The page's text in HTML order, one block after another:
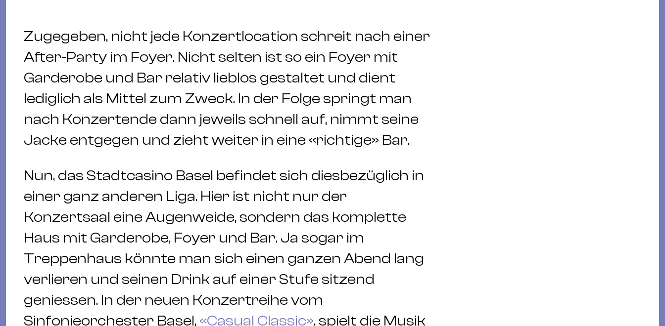
Zugegeben, nicht jede Konzertlocation schreit nach einer
After-Party im Foyer. Nicht selten ist so ein Foyer mit
Garderobe und Bar relativ lieblos gestaltet und dient
lediglich als Mittel zum Zweck. In der Folge springt man
nach Konzertende dann jeweils schnell auf, nimmt seine
Jacke entgegen und zieht weiter in eine «richtige» Bar.
Nun, das Stadtcasino Basel befindet sich diesbezüglich in
einer ganz anderen Liga. Hier ist nicht nur der
Konzertsaal eine Augenweide, sondern das komplette
Haus mit Garderobe, Foyer und Bar. Ja sogar im
Treppenhaus könnte man sich einen ganzen Abend lang
verlieren und seinen Drink auf einer Stufe sitzend
geniessen. In der neuen Konzertreihe vom
Sinfonieorchester Basel, «Casual Classic», spielt die Musik